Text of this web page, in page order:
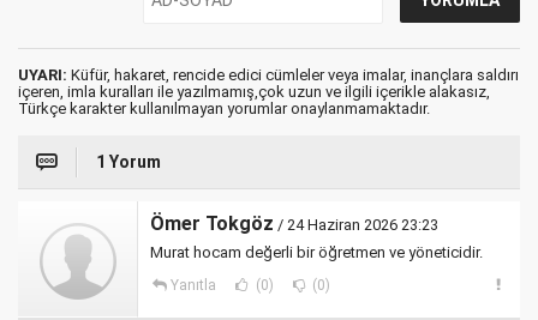
UYARI: Küfür, hakaret, rencide edici cümleler veya imalar, inançlara saldırı
içeren, imla kuralları ile yazılmamış,çok uzun ve ilgili içerikle alakasız,
Türkçe karakter kullanılmayan yorumlar onaylanmamaktadır.
1 Yorum
Ömer Tokgöz / 24 Haziran 2026 23:23
Murat hocam değerli bir öğretmen ve yöneticidir.
Yanıtla (0) (0)